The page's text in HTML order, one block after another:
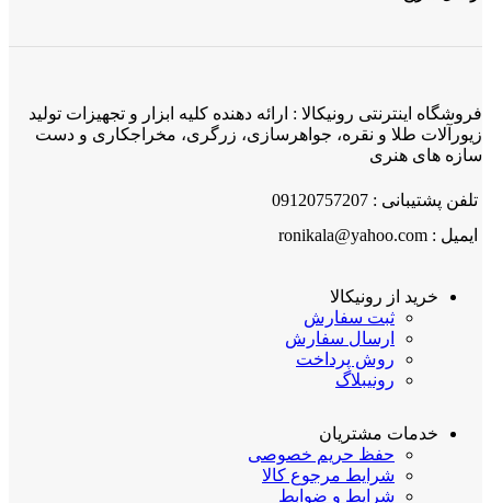
فروشگاه اینترنتی رونیکالا : ارائه دهنده کلیه ابزار و تجهیزات تولید
زیورآلات طلا و نقره، جواهرسازی، زرگری، مخراجکاری و دست
سازه های هنری
تلفن پشتیبانی : 09120757207
ایمیل : ronikala@yahoo.com
خرید از رونیکالا
ثبت سفارش
ارسال سفارش
روش پرداخت
رونیبلاگ
خدمات مشتریان
حفظ حریم خصوصی
شرایط مرجوع کالا
شرایط و ضوابط